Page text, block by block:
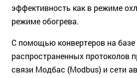
эффективность как в режиме
режиме обогрева.
С помощью конвертеров на базе
распространенных протоколов
связи Модбас (Modbus) и сети